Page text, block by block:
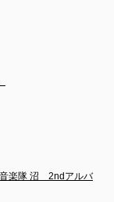
楽隊 沼　2ndアルバ